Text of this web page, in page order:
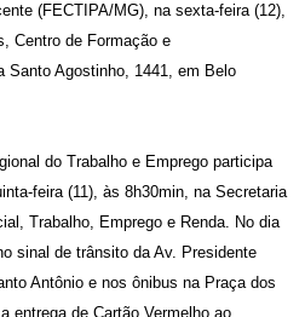
(FECTIPA/MG), na sexta-feira (12),
Centro de Formação e
Santo Agostinho, 1441, em Belo
do Trabalho e Emprego participa
feira (11), às 8h30min, na Secretaria
Trabalho, Emprego e Renda. No dia
sinal de trânsito da Av. Presidente
Antônio e nos ônibus na Praça dos
entrega de Cartão Vermelho ao